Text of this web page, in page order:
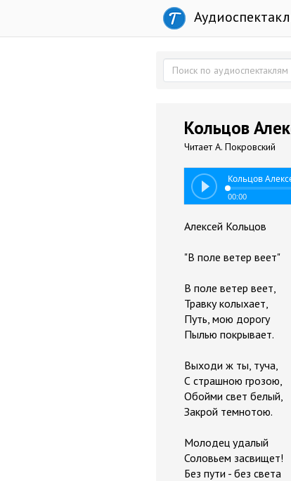
Кольцов
Читает А. Покровский
Кольцов
00:00
Алексей Кольцов
"В поле ветер веет"
В поле ветер веет,
Травку колыхает,
Путь, мою дорогу
Пылью покрывает.
Выходи ж ты, туча,
С страшною грозою,
Обойми свет белый,
Закрой темнотою.
Молодец удалый
Соловьем засвищет!
Без пути - без света